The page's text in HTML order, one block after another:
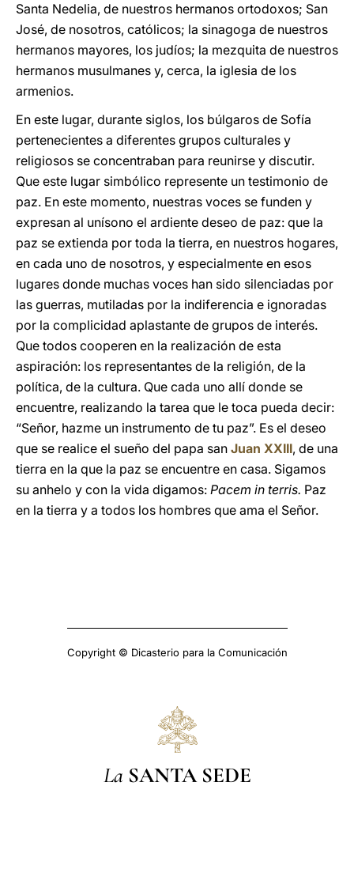
Santa Nedelia, de nuestros hermanos ortodoxos; San
José, de nosotros, católicos; la sinagoga de nuestros
hermanos mayores, los judíos; la mezquita de nuestros
hermanos musulmanes y, cerca, la iglesia de los
armenios.
En este lugar, durante siglos, los búlgaros de Sofía
pertenecientes a diferentes grupos culturales y
religiosos se concentraban para reunirse y discutir.
Que este lugar simbólico represente un testimonio de
paz. En este momento, nuestras voces se funden y
expresan al unísono el ardiente deseo de paz: que la
paz se extienda por toda la tierra, en nuestros hogares,
en cada uno de nosotros, y especialmente en esos
lugares donde muchas voces han sido silenciadas por
las guerras, mutiladas por la indiferencia e ignoradas
por la complicidad aplastante de grupos de interés.
Que todos cooperen en la realización de esta
aspiración: los representantes de la religión, de la
política, de la cultura. Que cada uno allí donde se
encuentre, realizando la tarea que le toca pueda decir:
“Señor, hazme un instrumento de tu paz”. Es el deseo
que se realice el sueño del papa san Juan XXIII, de una
tierra en la que la paz se encuentre en casa. Sigamos
su anhelo y con la vida digamos: Pacem in terris. Paz
en la tierra y a todos los hombres que ama el Señor.
Copyright © Dicasterio para la Comunicación
La SANTA SEDE